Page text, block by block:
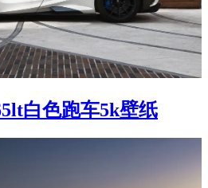
白色跑车5k壁纸